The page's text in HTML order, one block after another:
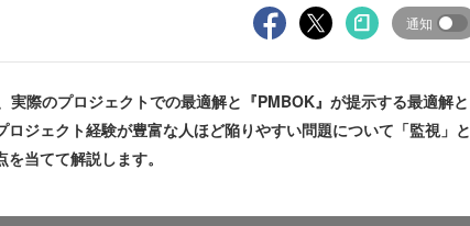
通知
実際のプロジェクトでの最適解と『PMBOK』が提示する最適解と
ジェクト経験が豊富な人ほど陥りやすい問題について「監視」と
を当てて解説します。